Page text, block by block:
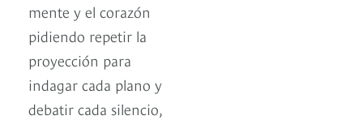
mente y el corazón
pidiendo repetir la
proyección para
indagar cada plano y
debatir cada silencio,